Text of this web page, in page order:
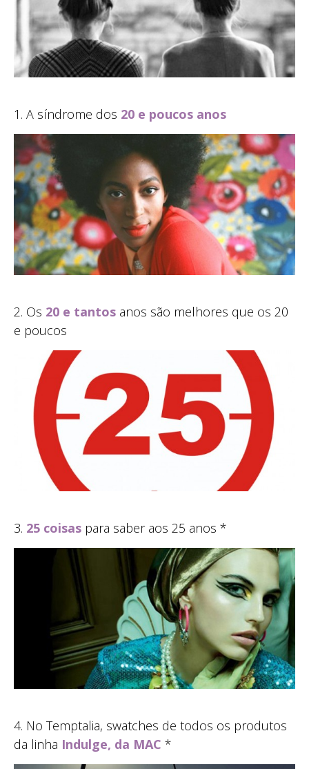
1. A síndrome dos 20 e poucos anos
2. Os 20 e tantos anos são melhores que os 20
e poucos
3. 25 coisas para saber aos 25 anos *
4. No Temptalia, swatches de todos os produtos
da linha Indulge, da MAC *